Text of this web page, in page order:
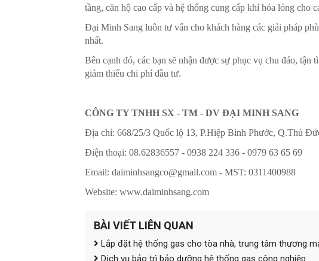
tầng, căn hộ cao cấp và hệ thống cung cấp khí hóa lỏng cho
Đại Minh Sang luôn tư vấn cho khách hàng các giải pháp
nhất.
Bên cạnh đó, các bạn sẽ nhận được sự phục vụ chu đáo,
giảm thiểu chi phí đầu tư.
CÔNG TY TNHH SX - TM - DV ĐẠI MINH SANG
Địa chỉ: 668/25/3 Quốc lộ 13, P.Hiệp Bình Phước, Q.Thủ
Điện thoại: 08.62836557 - 0938 224 336 - 0979 63 65 69
Email: daiminhsangco@gmail.com - MST: 0311400988
Website: www.daiminhsang.com
BÀI VIẾT LIÊN QUAN
Lắp đặt hệ thống gas cho tòa nhà, trung tâm thương
Dịch vụ bảo trì bảo dưỡng hệ thống gas công nghiệp